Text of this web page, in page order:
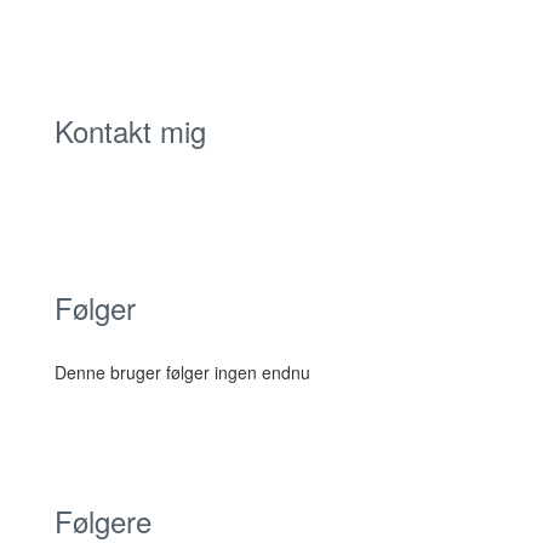
Kontakt mig
Følger
Denne bruger følger ingen endnu
Følgere